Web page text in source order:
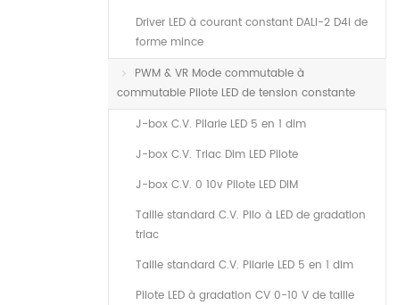
Driver LED à courant constant DALI-2 D4i de
forme mince
PWM & VR Mode commutable à
commutable Pilote LED de tension constante
J-box C.V. Pilarie LED 5 en 1 dim
J-box C.V. Triac Dim LED Pilote
J-box C.V. 0 10v Pilote LED DIM
Taille standard C.V. Pilo à LED de gradation
triac
Taille standard C.V. Pilarie LED 5 en 1 dim
Pilote LED à gradation CV 0-10 V de taille